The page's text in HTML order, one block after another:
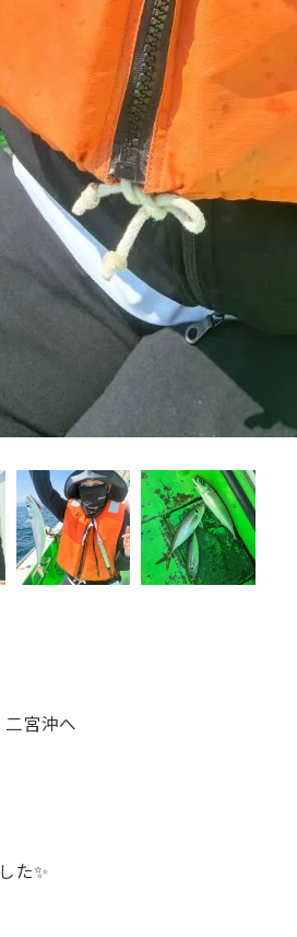
宮沖へ
た✨